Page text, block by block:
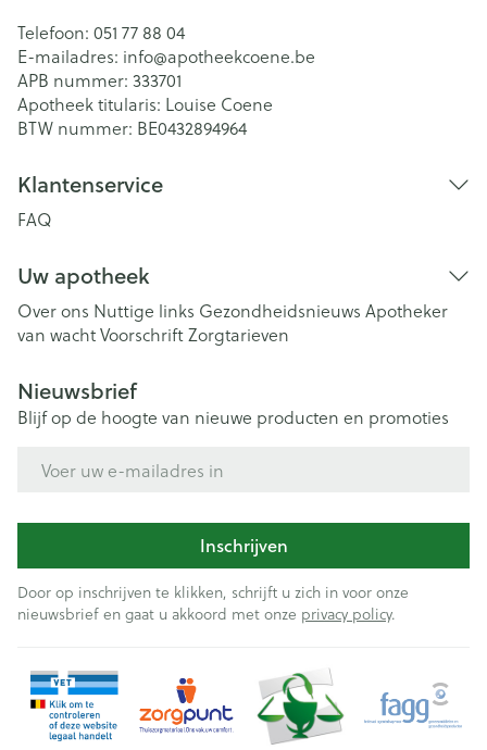
Telefoon: 051 77 88 04
E-mailadres: info@apotheekcoene.be
APB nummer: 333701
Apotheek titularis: Louise Coene
BTW nummer: BE0432894964
Klantenservice
FAQ
Uw apotheek
Over ons Nuttige links Gezondheidsnieuws Apotheker
van wachtVoorschriftZorgtarieven
Nieuwsbrief
Blijf op de hoogte van nieuwe producten en promoties
Inschrijven
Door op inschrijven te klikken, schrijft u zich in voor onze
nieuwsbrief en gaat u akkoord met onze privacy policy.